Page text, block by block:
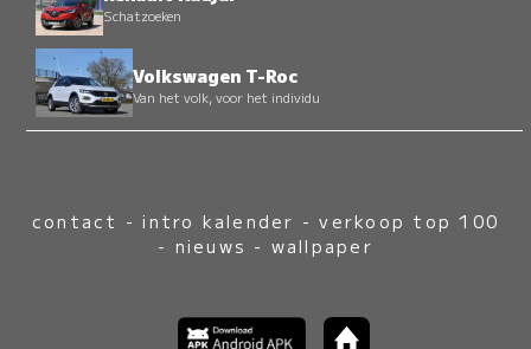
Schatzoeken
Volkswagen T-Roc
Van het volk, voor het individu
contact -intro kalender -verkoop top 100
- nieuws - wallpaper